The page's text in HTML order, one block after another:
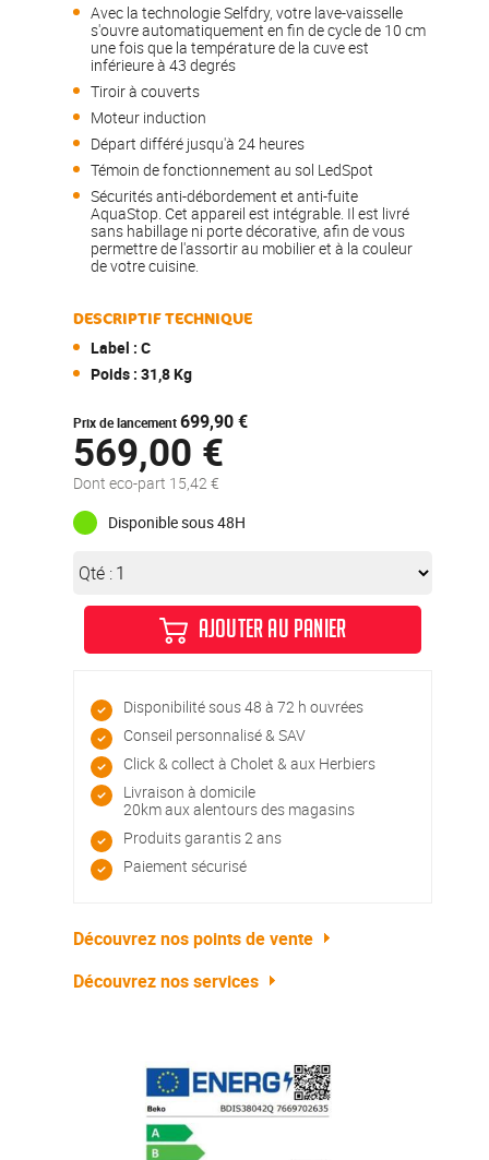
Avec la technologie Selfdry, votre lave-vaisselle
s'ouvre automatiquement en fin de cycle de 10 cm
une fois que la température de la cuve est
inférieure à 43 degrés
Tiroir à couverts
Moteur induction
Départ différé jusqu'à 24 heures
Témoin de fonctionnement au sol LedSpot
Sécurités anti-débordement et anti-fuite
AquaStop. Cet appareil est intégrable. Il est livré
sans habillage ni porte décorative, afin de vous
permettre de l'assortir au mobilier et à la couleur
de votre cuisine.
DESCRIPTIF TECHNIQUE
Label : C
Poids : 31,8 Kg
Prix de lancement699,90 €
569,00 €
Dont eco-part 15,42 €
Disponible sous 48H
Qté :
AJOUTER AU PANIER
Disponibilité sous 48 à 72 h ouvrées
Conseil personnalisé & SAV
Click & collect à Cholet & aux Herbiers
Livraison à domicile
20km aux alentours des magasins
Produits garantis 2 ans
Paiement sécurisé
Découvrez nos points de vente
Découvrez nos services